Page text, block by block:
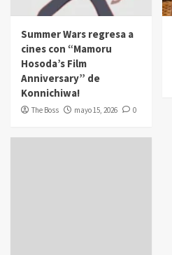
Summer Wars regresa a
cines con “Mamoru
Hosoda’s Film
Anniversary” de
Konnichiwa!
The Boss mayo 15, 2026 0